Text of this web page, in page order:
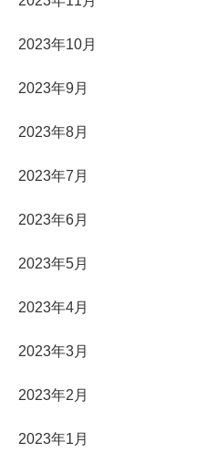
2023年10月
2023年9月
2023年8月
2023年7月
2023年6月
2023年5月
2023年4月
2023年3月
2023年2月
2023年1月